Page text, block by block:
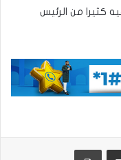
كثيرا من الرئيس
مشاركة عبر البريد طباعة